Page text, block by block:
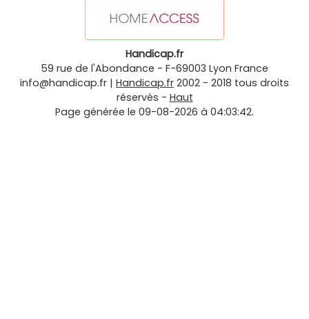
Handicap.fr
59 rue de l'Abondance - F-69003 Lyon France
info@handicap.fr | Handicap.fr 2002 - 2018 tous droits
réservés - Haut
Page générée le 09-08-2026 à 04:03:42.